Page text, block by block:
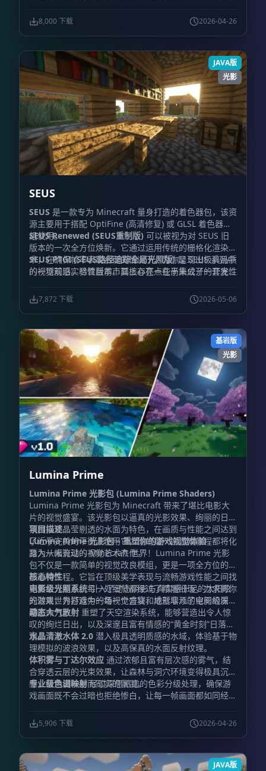
(Autofix)”开关。 完成设置后，通过 MB Loader 启动游
戏即可体验光影效果。
图功能。获取方式请前往作者的 Discord 频道。
8,000 下载 2026-04-26
JAVA版
光影
SEUS
SEUS 是一款专为 Minecraft 量身打造的着色器包，该资
源主要用于搭配 OptiFine (高清修复) 或 GLSL 着色器模
组使用。
SEUS Renewed (SEUS重制版) 可以被视为对 SEUS 旧
版本的一次全方位焕新。它通过运用传统的栅格化渲染技
术，在确保帧率表现合理的情况下，为你呈现出极具品质
的视觉观感。尽管目前市面上存在一些尚未公开的开发性
PTGI 的迭代升级上。
SEUS PTGI (SEUS路径追踪全局光照版)是 SEUS 系列中
的一项前沿实验性版本。其核心亮点在于集成了一套完全
是，运行它并不强制要求
玩家必须拥有 RTX 系列显卡。
项目名称中的 “PTGI” 全称为 “Path Traced Global
招牌特性，同时还涵盖了基于路径追踪的反射效果。
7,872 下载 2026-05-06
基岩版
光影
Lumina Prime
Lumina Prime 光影包 (Lumina Prime Shaders)
Lumina Prime 光影包为 Minecraft 带来了堪比电影大
片的视觉盛宴。该光影包以逼真的光影效果、绚丽的日落
氛围以及晶莹剔透的水面为特色，在画质与性能之间达到
了近乎完美的平衡。使用它，你的每一次游戏旅程都将化
身为一幅流动的视觉艺术杰作。
项目描述
Lumina Prime 光影包 – 重塑你的游戏视觉体验
踏入从未有过的 Minecraft 世界！Lumina Prime 光影
包不仅是一款简单的视觉改良模组，更是一项全方位的图
形重构工程。它旨在顶级美学表现与流畅游戏性能之间找
到黄金分割点。每一处细节都经过了精雕细琢，力求将你
的游戏世界打造为一场视觉盛宴，成就非凡的电影级质
感。
核心特性
电影级光照系统引入了动态阴影与真实感十足的太阳眩
光效果，为游戏中的每一个方块和地形增添了空间的深度
与生命力。
动态大气散射 重塑了天空渲染系统，能够营造出令人惊
叹的绚烂日出，以及深邃且富有情感的“黄金时刻”日落景
观。
水晶清澈水体 2.0 潜入极具透明质感的水域，体验基于物
理模拟的波浪效果，以及高保真的水面反射纹理。
体积雾与丁达尔效应 通过浓郁且富有层次感的雾气，结
合穿透云层的光束效果，让森林与洞穴环境变得极具沉浸
感，营造出神秘而写实的氛围。
专业级色调映射经过深思熟虑的色彩分级处理，确保游
戏画面既不会过暗也拒绝惨白，让每一帧画面都如同经过
5,906 下载 2026-04-26
JAVA版